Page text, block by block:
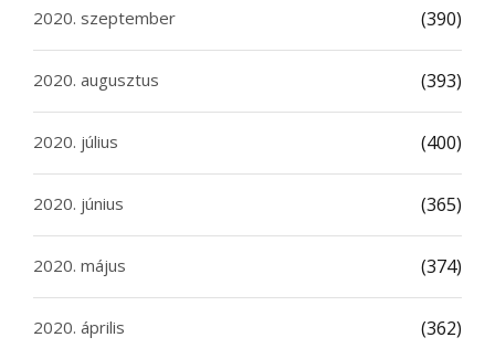
2020. szeptember (390)
2020. augusztus (393)
2020. július (400)
2020. június (365)
2020. május (374)
2020. április (362)